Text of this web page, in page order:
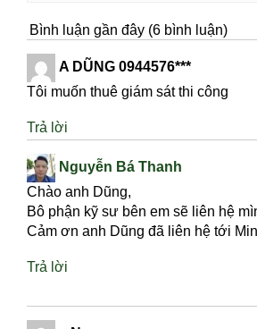
Bình luận gần đây (6 bình luận)
A DŨNG 0944576***
Tôi muốn thuê giám sát thi công
Trả lời
Nguyễn Bá Thanh
Chào anh Dũng,
Bô phận kỹ sư bên em sẽ liên hệ
Cảm ơn anh Dũng đã liên hệ tới
Trả lời